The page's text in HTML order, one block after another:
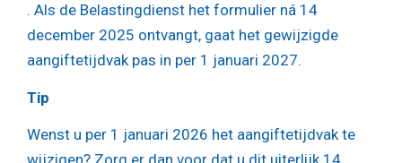
. Als de Belastingdienst het formulier ná 14
december 2025 ontvangt, gaat het gewijzigde
aangiftetijdvak pas in per 1 januari 2027.
Tip
Wenst u per 1 januari 2026 het aangiftetijdvak te